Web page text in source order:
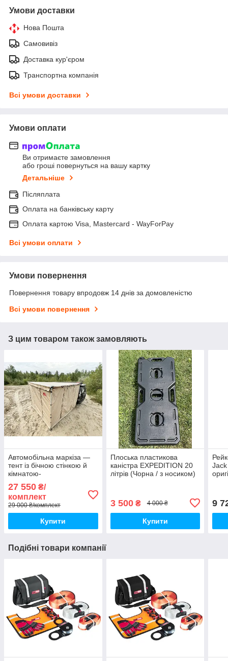
Умови доставки
Нова Пошта
Самовивіз
Доставка кур'єром
Транспортна компанія
Всі умови доставки
Умови оплати
Ви отримаєте замовлення
або гроші повернуться на вашу картку
Детальніше
Післяплата
Оплата на банківську карту
Оплата картою Visa, Mastercard - WayForPay
Всі умови оплати
Умови повернення
Повернення товару впродовж 14 днів за домовленістю
Всі умови повернення
З цим товаром також замовляють
Автомобільна маркіза —
тент із бічною стінкою й
кімнатою-
метра (знімна підлога)
27 550 ₴/
комплект
29 000 ₴/комплект
Купити
Плоська пластикова
каністра EXPEDITION 20
літрів (Чорна / з носиком)
3 500₴ 4 000 ₴
Купити
9
Подібні товари компанії